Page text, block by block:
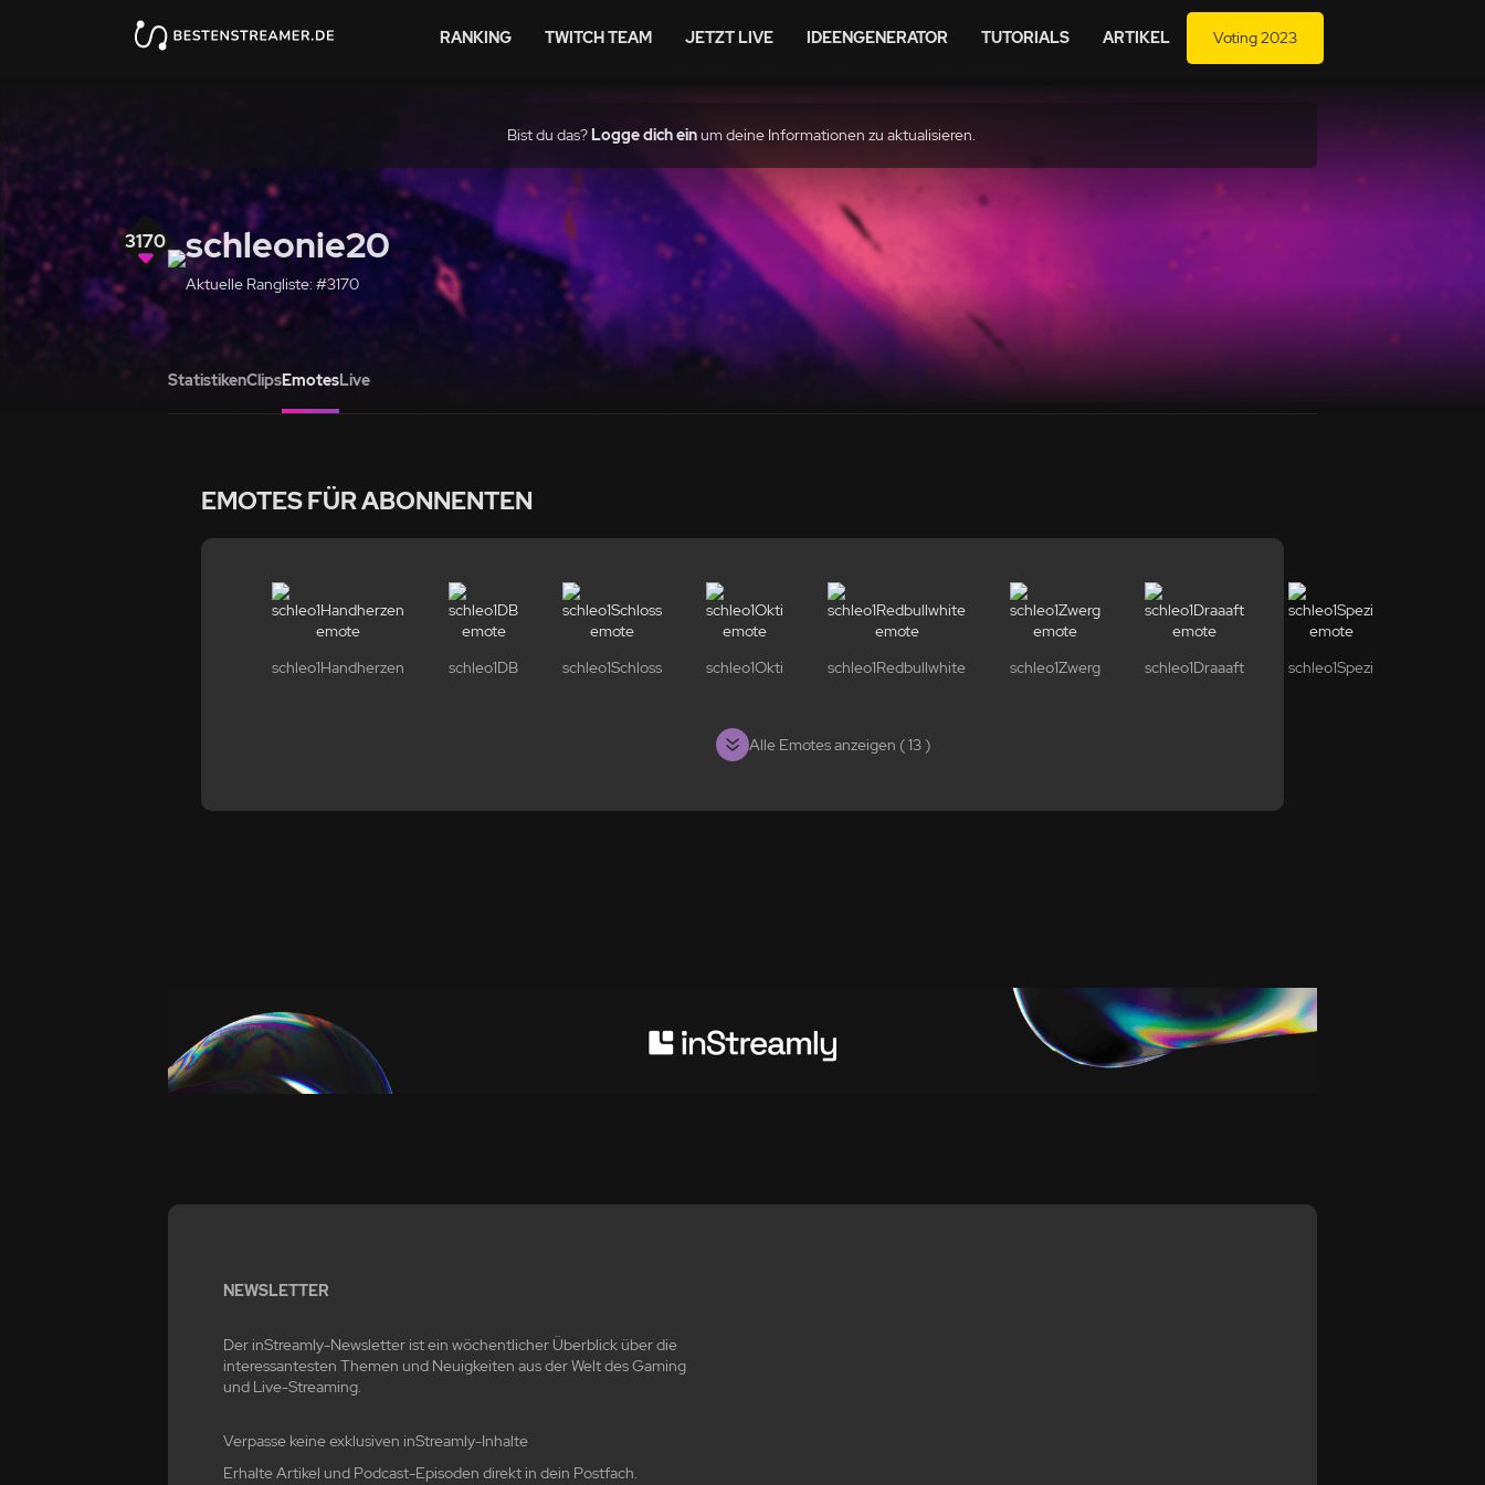
RANKING TWITCH TEAM JETZT LIVE IDEENGENERATOR TUTORIALS ARTIKEL Voting 2023
Bist du das?Logge dich einum deine Informationen zu aktualisieren.
3170 schleonie20
Aktuelle Rangliste: #3170
StatistikenClipsEmotesLive
EMOTES FÜR ABONNENTEN
schleo1Handherzen schleo1DB schleo1Schloss schleo1Okti schleo1Redbullwhite schleo1Zwerg schleo1Draaaft schleo1Spezi
Alle Emotes anzeigen ( 13 )
NEWSLETTER
Der inStreamly-Newsletter ist ein wöchentlicher Überblick über die
interessantesten Themen und Neuigkeiten aus der Welt des Gaming
und Live-Streaming.
Verpasse keine exklusiven inStreamly-Inhalte
Erhalte Artikel und Podcast-Episoden direkt in dein Postfach.